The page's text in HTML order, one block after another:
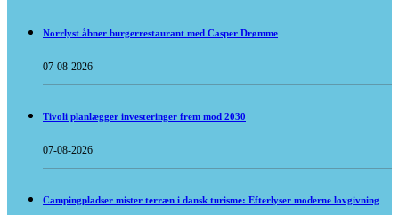
Norrlyst åbner burgerrestaurant med Casper Drømme
07-08-2026
Tivoli planlægger investeringer frem mod 2030
07-08-2026
Campingpladser mister terræn i dansk turisme: Efterlyser moderne lovgivning